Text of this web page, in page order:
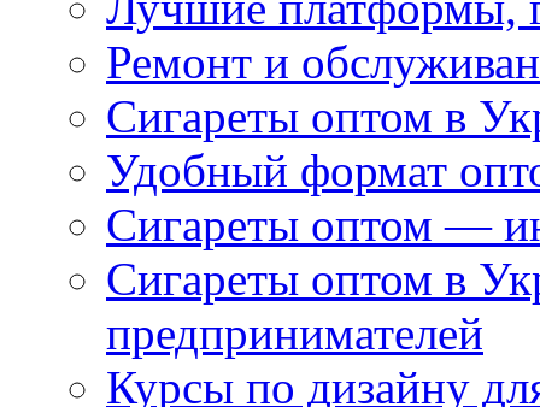
Ремонт и
Сигареты оптом в
Удобный формат
Сигареты оптом —
Сигареты оптом в
предпринимателей
Курсы по дизайну